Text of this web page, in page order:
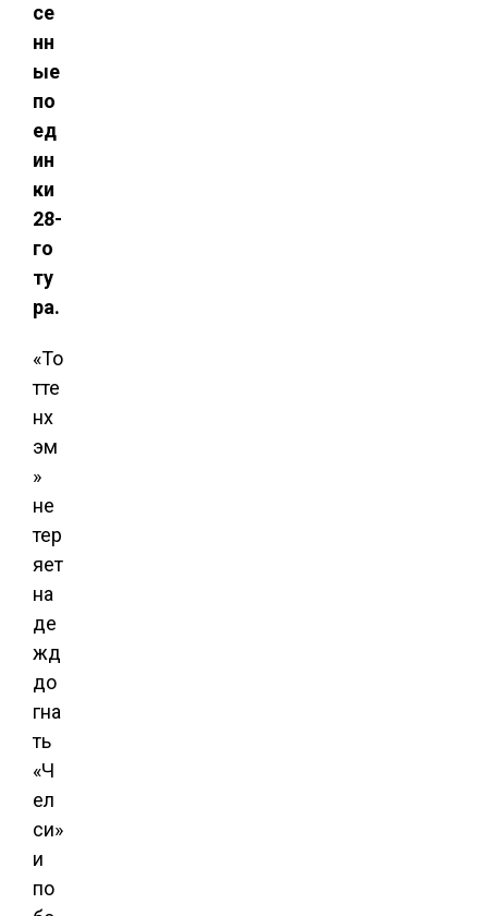
се
нн
ые
по
ед
ин
ки
28-
го
ту
ра.
«То
тте
нх
эм
»
не
тер
яет
на
де
жд
до
гна
ть
«Ч
ел
си»
и
по